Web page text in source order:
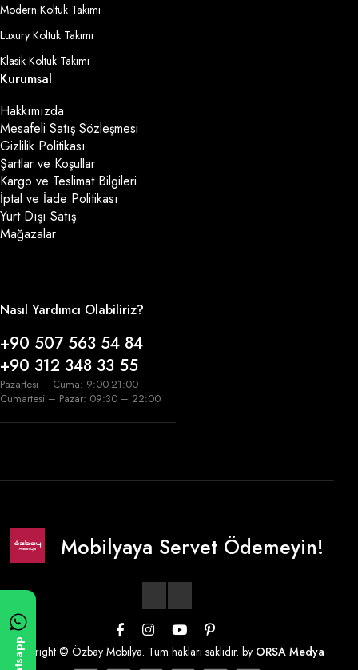
Modern Koltuk Takımı
Luxury Koltuk Takımı
Klasik Koltuk Takımı
Kurumsal
Hakkımızda
Mesafeli Satış Sözleşmesi
Gizlilik Politikası
Şartlar ve Koşullar
Kargo ve Teslimat Bilgileri
İptal ve İade Politikası
Yurt Dışı Satış
Mağazalar
Nasıl Yardımcı Olabiliriz?
+90 507 563 54 84
+90 312 348 33 55
Pazartesi – Cuma: 9:00-21:00
Cumartesi – Pazar: 09:30 – 22:00
Mobilyaya Servet Ödemeyin!
Copyright © Özbay Mobilya. Tüm hakları saklıdır. by ORSA Medya